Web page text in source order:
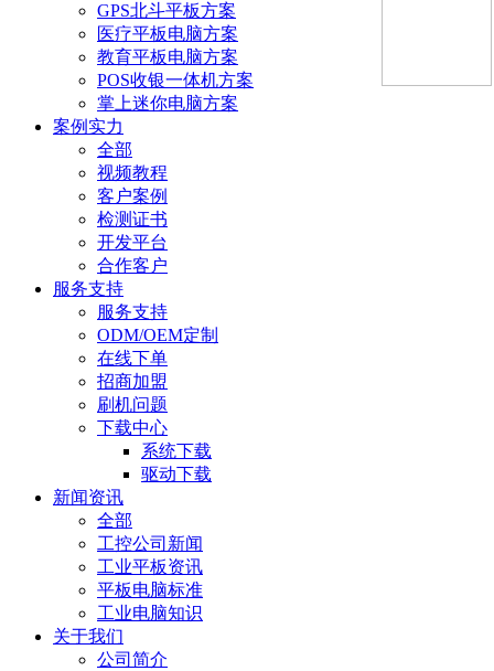
GPS北斗平板方案
医疗平板电脑方案
教育平板电脑方案
POS收银一体机方案
掌上迷你电脑方案
案例实力
全部
视频教程
客户案例
检测证书
开发平台
合作客户
服务支持
服务支持
ODM/OEM定制
在线下单
招商加盟
刷机问题
下载中心
系统下载
驱动下载
新闻资讯
全部
工控公司新闻
工业平板资讯
平板电脑标准
工业电脑知识
关于我们
公司简介